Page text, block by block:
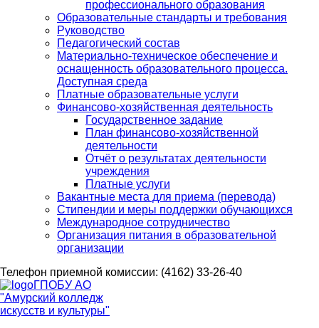
профессионального образования
Образовательные стандарты и требования
Руководство
Педагогический состав
Материально-техническое обеспечение и
оснащенность образовательного процесса.
Доступная среда
Платные образовательные услуги
Финансово-хозяйственная деятельность
Государственное задание
План финансово-хозяйственной
деятельности
Отчёт о результатах деятельности
учреждения
Платные услуги
Вакантные места для приема (перевода)
Стипендии и меры поддержки обучающихся
Международное сотрудничество
Организация питания в образовательной
организации
Телефон приемной комиссии: (4162) 33-26-40
ГПОБУ АО
"Амурский колледж
искусств и культуры"